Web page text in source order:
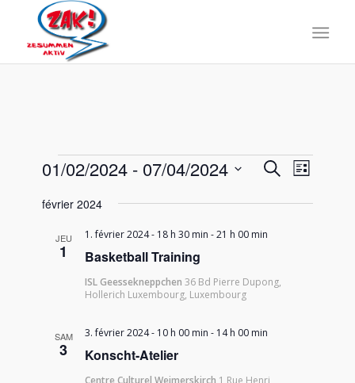
Events
Events
Views
SearchEvent
Views
List
01/02/2024 - 07/04/2024
date.
février 2024
JEU
1 Basketball Training
1. février 2024 - 18 h 30 min -21 h 00 min
ISL Geessekneppchen36 Bd Pierre Dupong,
Hollerich Luxembourg, Luxembourg
SAM
3 Konscht-Atelier
3. février 2024 - 10 h 00 min - 14 h 00 min
Centre Culturel Weimerskirch 1 Rue Henri